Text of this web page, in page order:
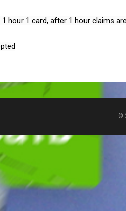
hour 1 card, after 1 hour claims
©